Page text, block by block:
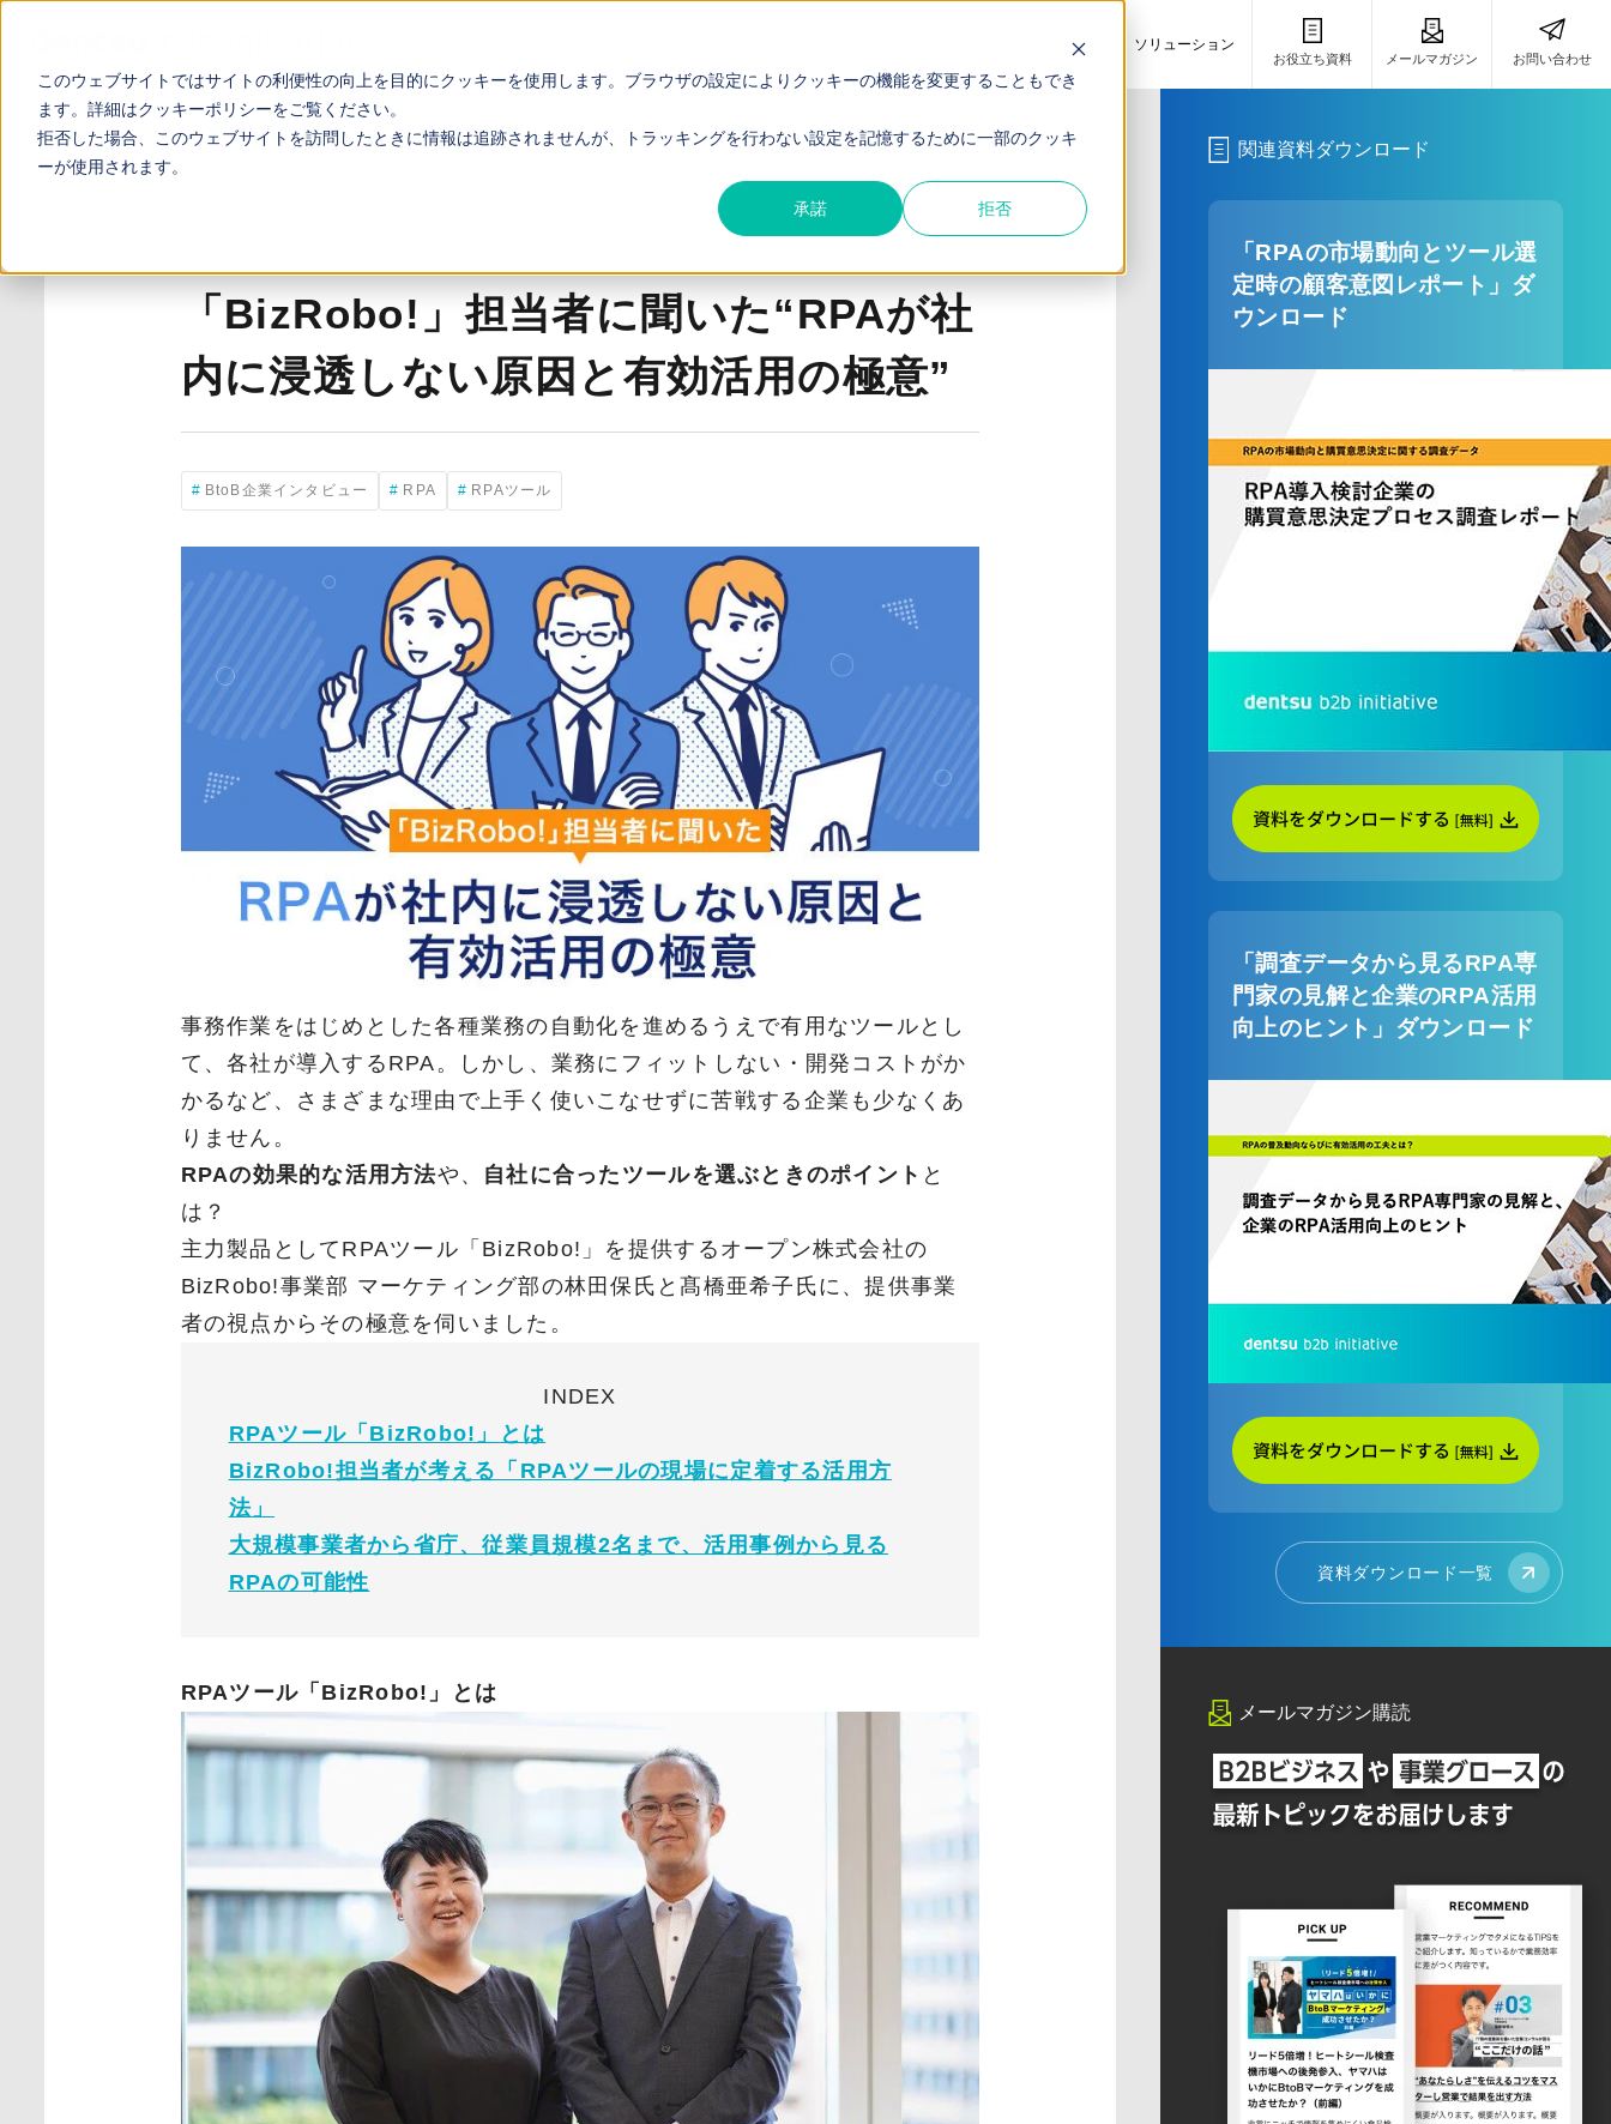
このウェブサイトではサイトの利便性の向上を目的にクッキーを使用します。ブラウザの設定によりクッキーの機能を変更することもでき
ます。詳細はクッキーポリシーをご覧ください。
拒否した場合、このウェブサイトを訪問したときに情報は追跡されませんが、トラッキングを行わない設定を記憶するために一部のクッキ
ーが使用されます。
承諾 拒否
事例 ソリューション
お役立ち資料 メールマガジン お問い合わせ
TOP お役立ち記事 「BizRobo!」担当者に聞いた“RPAが社内に浸透しない原因と有効活用の極意”
「BizRobo!」担当者に聞いた“RPAが社
内に浸透しない原因と有効活用の極意”
BtoB企業インタビュー RPA RPAツール
事務作業をはじめとした各種業務の自動化を進めるうえで有用なツールとし
て、各社が導入するRPA。しかし、業務にフィットしない・開発コストがか
かるなど、さまざまな理由で上手く使いこなせずに苦戦する企業も少なくあ
りません。
RPAの効果的な活用方法や、 自社に合ったツールを選ぶときのポイント と
は？
主力製品としてRPAツール「BizRobo!」を提供するオープン株式会社の
BizRobo!事業部 マーケティング部の林田保氏と髙橋亜希子氏に、提供事業
者の視点からその極意を伺いました。
INDEX
RPAツール「BizRobo!」とは
BizRobo!担当者が考える「RPAツールの現場に定着する活用方
法」
大規模事業者から省庁、従業員規模2名まで、活用事例から見る
RPAの可能性
RPAツール「BizRobo!」とは
関連資料ダウンロード
「RPAの市場動向とツール選
定時の顧客意図レポート」ダ
ウンロード
「調査データから見るRPA専
門家の見解と企業のRPA活用
向上のヒント」ダウンロード
資料ダウンロード一覧
メールマガジン購読